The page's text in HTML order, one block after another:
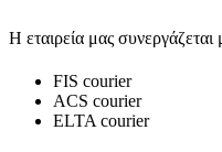
Η εταιρεία μας συνεργάζεται
FIS courier
ACS courier
ELTA courier